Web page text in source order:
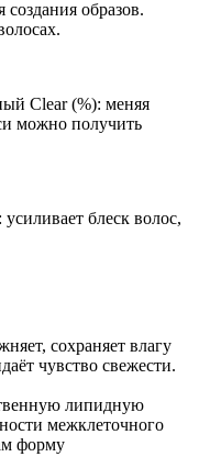
образов.
Clear (%): меняя
можно получить
блеск волос,
сохраняет влагу
чувство свежести.
липидную
межклеточного
форму